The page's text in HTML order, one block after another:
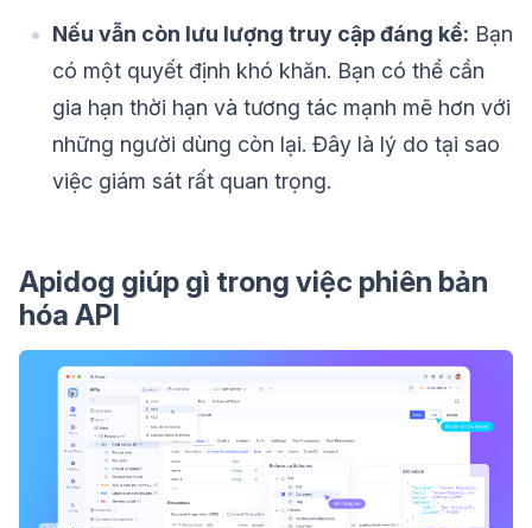
Nếu vẫn còn lưu lượng truy cập đáng kể: Bạn
có một quyết định khó khăn. Bạn có thể cần
gia hạn thời hạn và tương tác mạnh mẽ hơn với
những người dùng còn lại. Đây là lý do tại sao
việc giám sát rất quan trọng.
Apidog giúp gì trong việc phiên bản
hóa API